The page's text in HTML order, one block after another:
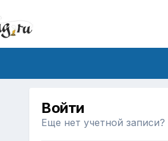
Войти
Еще нет учетной записи?